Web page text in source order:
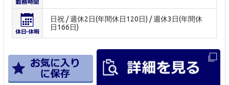
日祝 / 週休2日(年間休日120日) / 週休3日(年間休
日166日)